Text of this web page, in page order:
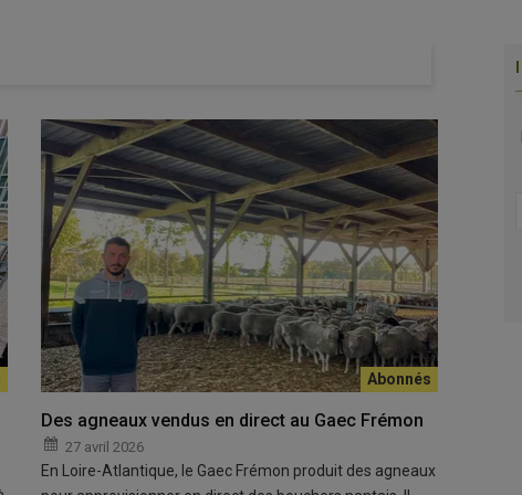
fabrications de fromages et ultra-frais (UF) bio sont en repli
juillet 2022, les fabrications de fromages frais à base de
l’autre, avec 2 560 tonnes. Le repli est légèrement moins
qui totalisent 7 200 tonnes. Les fabrications des autres
-4% sur la même période, à 1 824 tonnes.
pour contenir leur budget alimentaire au détriment des
en produits bio est alors déclassé et valorisé en
Des agneaux vendus en direct au Gaec Frémon
27 avril 2026
En Loire-Atlantique, le Gaec Frémon produit des agneaux